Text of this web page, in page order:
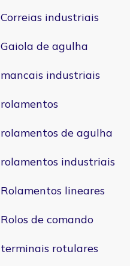
Correias industriais
Gaiola de agulha
mancais industriais
rolamentos
rolamentos de agulha
rolamentos industriais
Rolamentos lineares
Rolos de comando
terminais rotulares